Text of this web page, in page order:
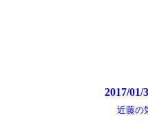
2017/01/
近藤の